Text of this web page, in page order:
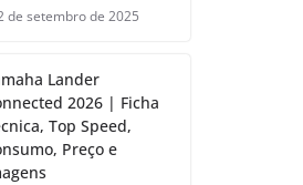
de setembro de 2025
Lander
2026 | Ficha
Top Speed,
Preço e